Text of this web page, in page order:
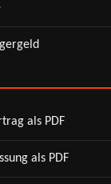
als PDF
als PDF